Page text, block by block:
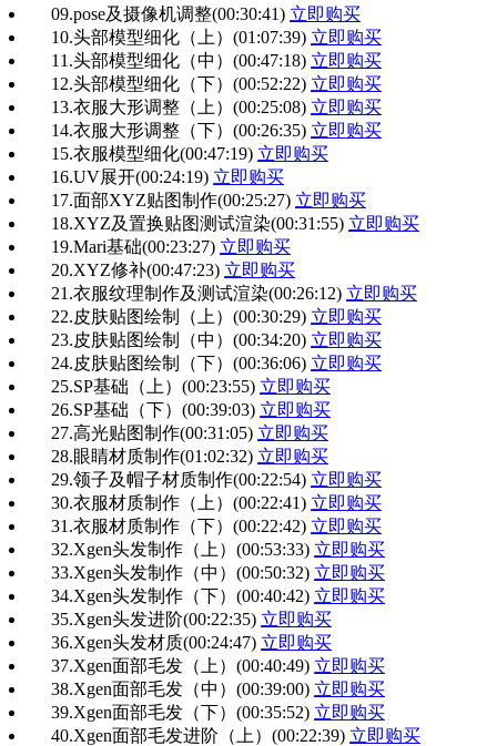
09.pose及摄像机调整(00:30:41) 立即购买
10.头部模型细化（上） (01:07:39) 立即购买
11.头部模型细化（中） (00:47:18) 立即购买
12.头部模型细化（下） (00:52:22) 立即购买
13.衣服大形调整（上） (00:25:08) 立即购买
14.衣服大形调整（下） (00:26:35) 立即购买
15.衣服模型细化(00:47:19) 立即购买
16.UV展开(00:24:19) 立即购买
17.面部XYZ贴图制作(00:25:27) 立即购买
18.XYZ及置换贴图测试渲染(00:31:55) 立即购买
19.Mari基础(00:23:27) 立即购买
20.XYZ修补(00:47:23) 立即购买
21.衣服纹理制作及测试渲染(00:26:12) 立即购买
22.皮肤贴图绘制（上） (00:30:29) 立即购买
23.皮肤贴图绘制（中） (00:34:20) 立即购买
24.皮肤贴图绘制（下） (00:36:06) 立即购买
25.SP基础（上） (00:23:55) 立即购买
26.SP基础（下） (00:39:03) 立即购买
27.高光贴图制作(00:31:05) 立即购买
28.眼睛材质制作(01:02:32) 立即购买
29.领子及帽子材质制作(00:22:54) 立即购买
30.衣服材质制作（上） (00:22:41) 立即购买
31.衣服材质制作（下） (00:22:42) 立即购买
32.Xgen头发制作（上） (00:53:33) 立即购买
33.Xgen头发制作（中） (00:50:32) 立即购买
34.Xgen头发制作（下） (00:40:42) 立即购买
35.Xgen头发进阶(00:22:35) 立即购买
36.Xgen头发材质(00:24:47) 立即购买
37.Xgen面部毛发（上） (00:40:49) 立即购买
38.Xgen面部毛发（中） (00:39:00) 立即购买
39.Xgen面部毛发（下） (00:35:52) 立即购买
40.Xgen面部毛发进阶（上） (00:22:39) 立即购买